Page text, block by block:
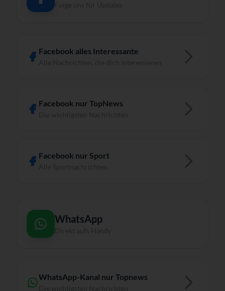
Facebook alles Interessante
Facebook nur TopNews
Facebook nur Sport
WhatsApp
WhatsApp-Kanal nur Topnews